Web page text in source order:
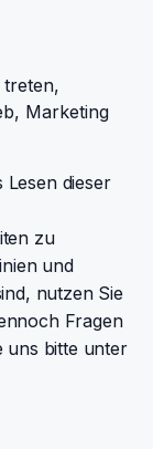
treten,
Marketing
Lesen dieser
zu
und
nutzen Sie
Fragen
uns bitte unter